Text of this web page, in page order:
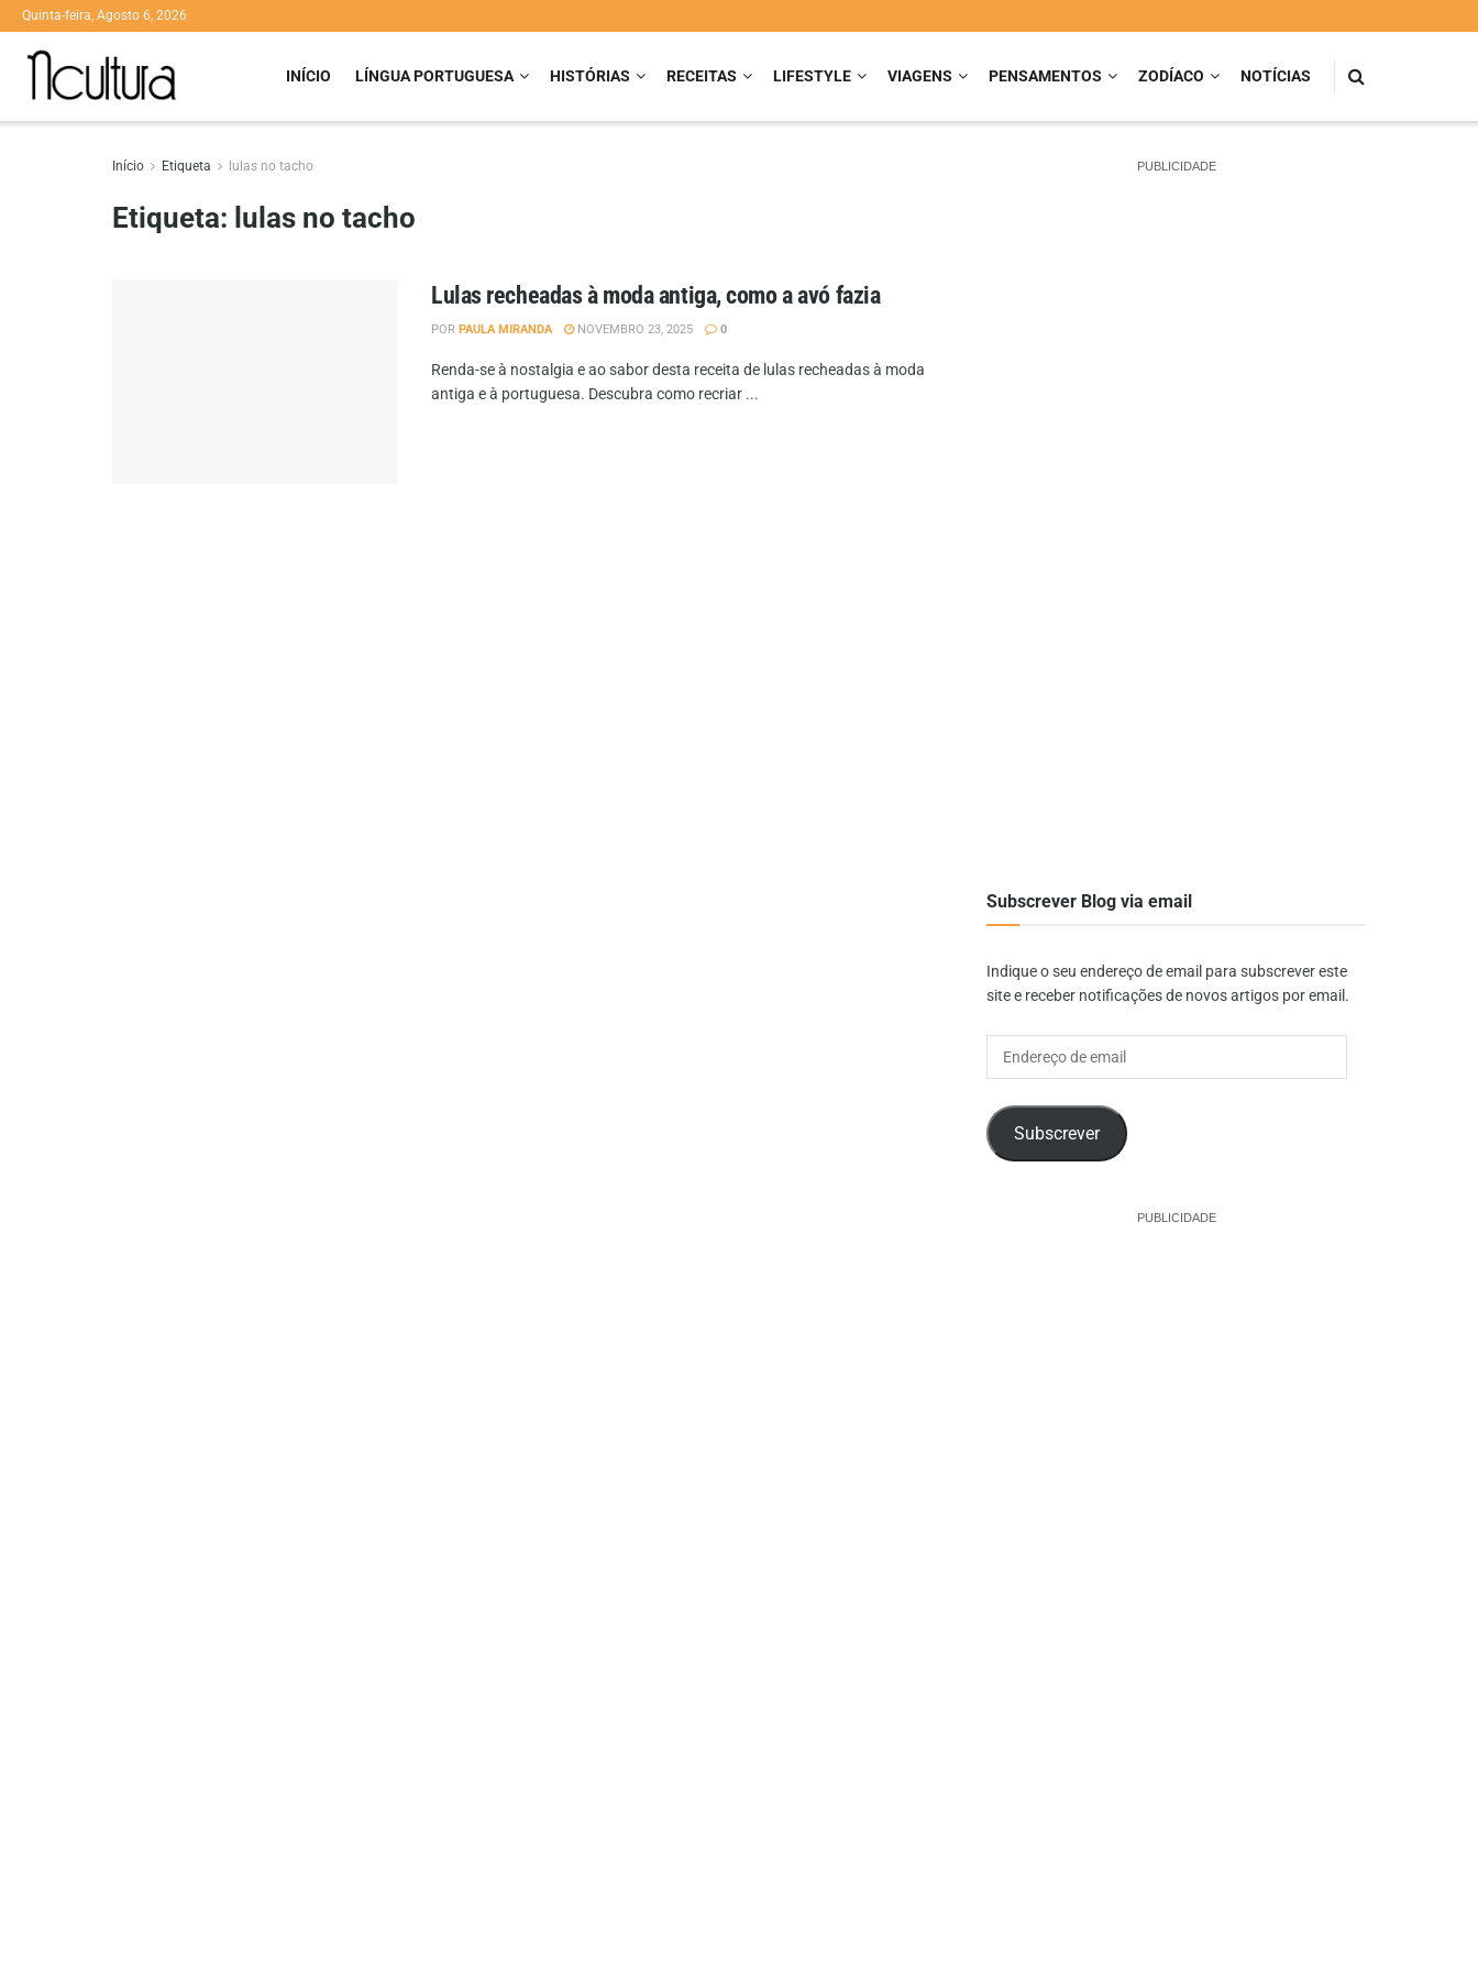
Quinta-feira, Agosto 6, 2026
INÍCIO LÍNGUA PORTUGUESA HISTÓRIAS RECEITAS LIFESTYLE VIAGENS PENSAMENTOS ZODÍACO NOTÍCIAS
Início Etiqueta lulas no tacho
Etiqueta: lulas no tacho
Lulas recheadas à moda antiga, como a avó fazia
POR PAULA MIRANDA NOVEMBRO 23, 2025 0
Renda-se à nostalgia e ao sabor desta receita de lulas recheadas à moda
antiga e à portuguesa. Descubra como recriar ...
PUBLICIDADE
Subscrever Blog via email
Indique o seu endereço de email para subscrever este
site e receber notificações de novos artigos por email.
Subscrever
PUBLICIDADE